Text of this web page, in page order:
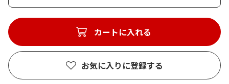
カートに入れる
お気に入りに登録する